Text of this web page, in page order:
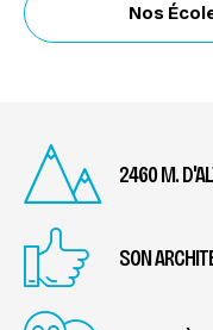
Nos
2460 M.
SON